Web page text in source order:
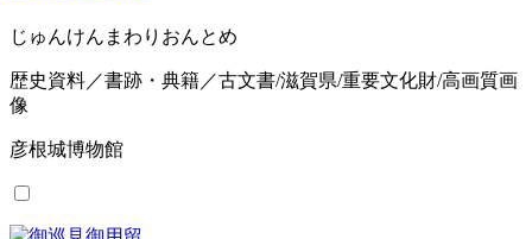
じゅんけんまわりおんとめ
歴史資料／書跡・典籍／古文書/滋賀県/重要文化財/高画質画
像
彦根城博物館